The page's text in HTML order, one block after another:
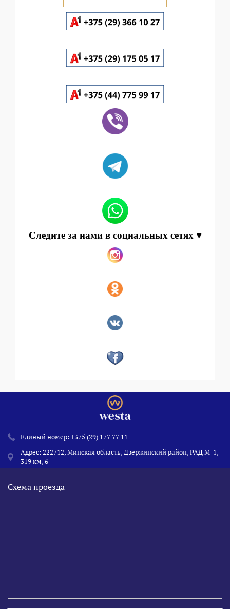
Следите за нами в социальных сетях ♥
Единый номер:+375 (29) 177 77 11
Адрес: 222712, Минская область, Дзержинский район, РАД М-1,
319 км, 6
Схема проезда